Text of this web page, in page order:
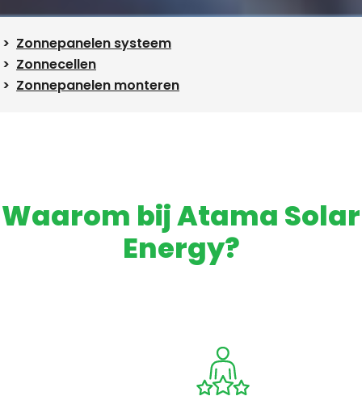
Zonnepanelen systeem
Zonnecellen
Zonnepanelen monteren
Waarom bij Atama Solar
Energy?